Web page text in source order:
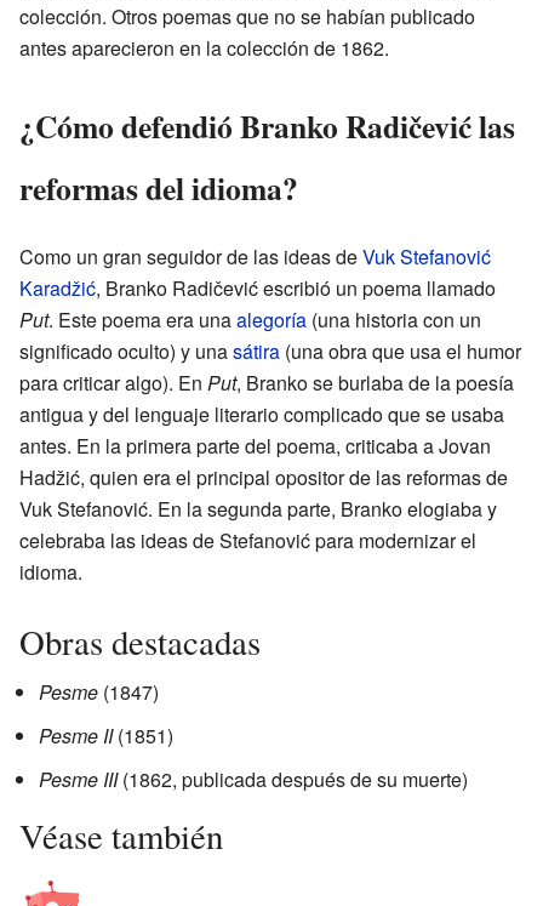
colección. Otros poemas que no se habían publicado
antes aparecieron en la colección de 1862.
¿Cómo defendió Branko Radičević las
reformas del idioma?
Como un gran seguidor de las ideas deVuk Stefanović
Karadžić, Branko Radičević escribió un poema llamado
Put. Este poema era unaalegoría (una historia con un
significado oculto) y unasátira (una obra que usa el humor
para criticar algo). En Put, Branko se burlaba de la poesía
antigua y del lenguaje literario complicado que se usaba
antes. En la primera parte del poema, criticaba a Jovan
Hadžić, quien era el principal opositor de las reformas de
Vuk Stefanović. En la segunda parte, Branko elogiaba y
celebraba las ideas de Stefanović para modernizar el
idioma.
Obras destacadas
Pesme (1847)
Pesme II(1851)
Pesme III(1862, publicada después de su muerte)
Véase también